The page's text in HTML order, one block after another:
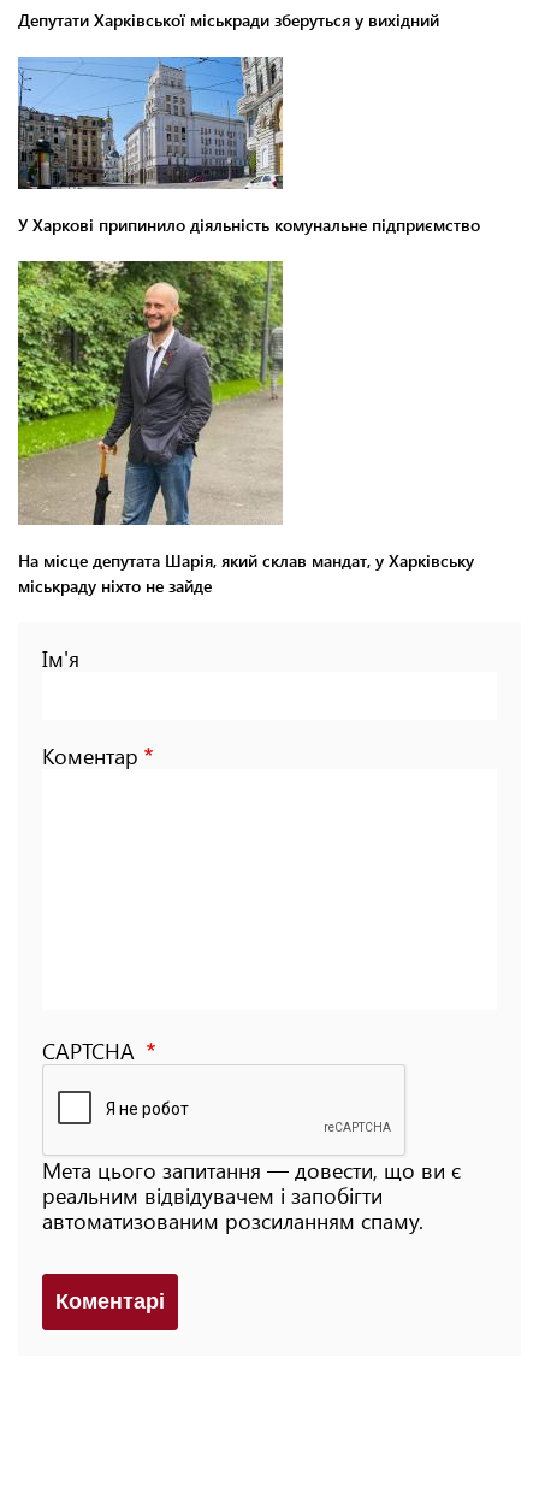
Депутати Харківської міськради зберуться у вихідний
У Харкові припинило діяльність комунальне підприємство
На місце депутата Шарія, який склав мандат, у Харківську
міськраду ніхто не зайде
Ім'я
Коментар
CAPTCHA
Мета цього запитання — довести, що ви є
реальним відвідувачем і запобігти
автоматизованим розсиланням спаму.
Коментарi